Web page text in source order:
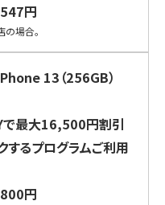
円
場合。
13（256GB）
で最大16,500円割引
するプログラムご利用
円